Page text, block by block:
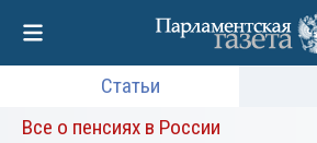
Статьи
Все о пенсиях в России